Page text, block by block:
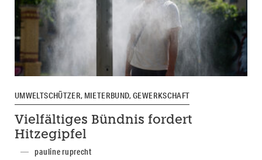
UMWELTSCHÜTZER, MIETERBUND, GEWERKSCHAFT
Vielfältiges Bündnis fordert
Hitzegipfel
pauline ruprecht